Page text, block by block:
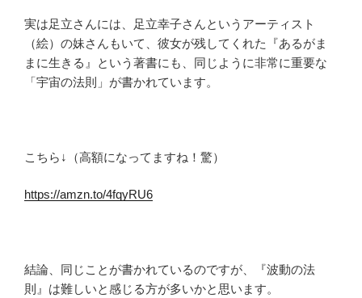
実は足立さんには、足立幸子さんというアーティスト
（絵）の妹さんもいて、彼女が残してくれた『あるがま
まに生きる』という著書にも、同じように非常に重要な
「宇宙の法則」が書かれています。
こちら↓（高額になってますね！驚）
https://amzn.to/4fqyRU6
結論、同じことが書かれているのですが、『波動の法
則』は難しいと感じる方が多いかと思います。